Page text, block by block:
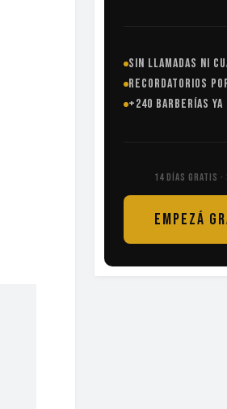
SIN LLAMADAS NI
RECORDATORIOS
+240 BARBERÍAS YA
14 DÍAS GRATIS ·
EMPEZÁ